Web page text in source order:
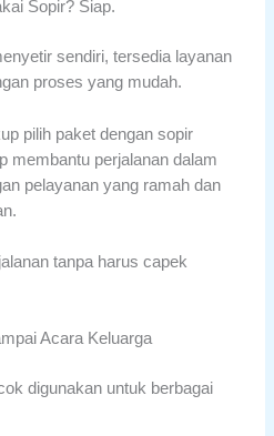
Sopir? Siap.
sendiri, tersedia layanan
proses yang mudah.
pilih paket dengan sopir
membantu perjalanan dalam
pelayanan yang ramah dan
tanpa harus capek
Acara Keluarga
digunakan untuk berbagai